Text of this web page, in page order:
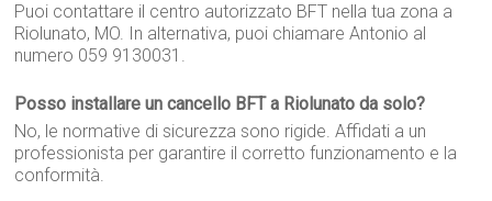
Puoi contattare il centro autorizzato BFT nella tua zona a
Riolunato, MO. In alternativa, puoi chiamare Antonio al
numero 059 9130031.
Posso installare un cancello BFT a Riolunato da solo?
No, le normative di sicurezza sono rigide. Affidati a un
professionista per garantire il corretto funzionamento e la
conformità.